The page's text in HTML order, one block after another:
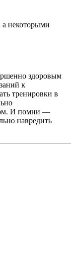
а некоторыми
здоровым
к
тренировки в
И помни —
навредить